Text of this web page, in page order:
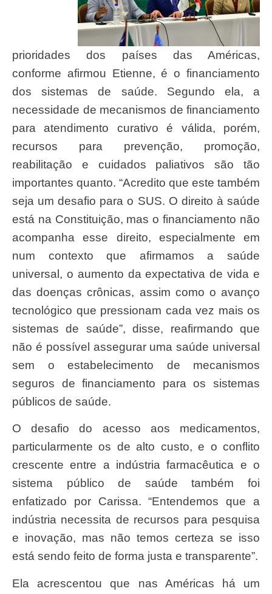
prioridades dos países das Américas,
conforme afirmou Etienne, é o financiamento
dos sistemas de saúde. Segundo ela, a
necessidade de mecanismos de financiamento
para atendimento curativo é válida, porém,
recursos para prevenção, promoção,
reabilitação e cuidados paliativos são tão
importantes quanto. “Acredito que este também
seja um desafio para o SUS. O direito à saúde
está na Constituição, mas o financiamento não
acompanha esse direito, especialmente em
num contexto que afirmamos a saúde
universal, o aumento da expectativa de vida e
das doenças crônicas, assim como o avanço
tecnológico que pressionam cada vez mais os
sistemas de saúde”, disse, reafirmando que
não é possível assegurar uma saúde universal
sem o estabelecimento de mecanismos
seguros de financiamento para os sistemas
públicos de saúde.
O desafio do acesso aos medicamentos,
particularmente os de alto custo, e o conflito
crescente entre a indústria farmacêutica e o
sistema público de saúde também foi
enfatizado por Carissa. “Entendemos que a
indústria necessita de recursos para pesquisa
e inovação, mas não temos certeza se isso
está sendo feito de forma justa e transparente”.
Ela acrescentou que nas Américas há um